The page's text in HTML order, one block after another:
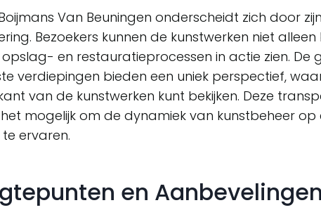
Van Beuningen onderscheidt zich door
Bezoekers kunnen de kunstwerken niet
en restauratieprocessen in actie zien. De
verdiepingen bieden een uniek perspectief,
van de kunstwerken kunt bekijken. Deze
mogelijk om de dynamiek van kunstbeheer op
ervaren.
en Aanbevelingen